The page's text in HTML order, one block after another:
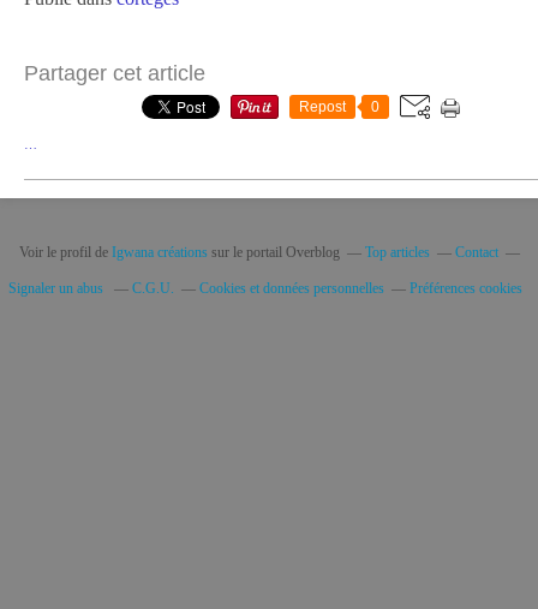
Partager cet article
Repost 0
Voir le profil de Igwana créationssur le portail Overblog Top articles Contact
Signaler un abus C.G.U. Cookies et données personnelles Préférences cookies